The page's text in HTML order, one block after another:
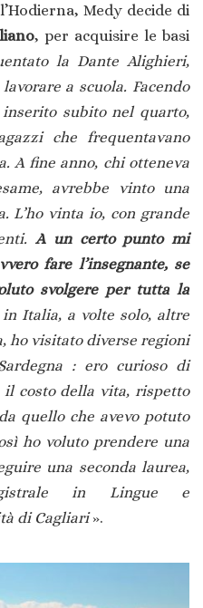
Medy decide di
, per acquisire le basi
la Dante Alighieri,
a scuola. Facendo
subito nel quarto,
che frequentavano
A fine anno, chi otteneva
avrebbe vinto una
L’ho vinta io, con grande
A un certo punto mi
fare l’insegnante, se
svolgere per tutta la
Italia, a volte solo, altre
ho visitato diverse regioni
: ero curioso di
costo della vita, rispetto
quello che avevo potuto
ho voluto prendere una
una seconda laurea,
in Lingue e
di Cagliari».